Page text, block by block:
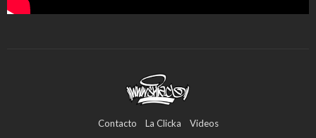
Contacto La Clicka Videos